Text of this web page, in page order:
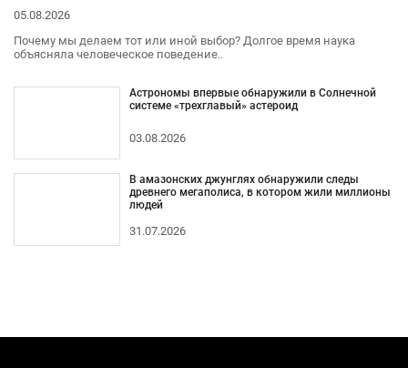
05.08.2026
Почему мы делаем тот или иной выбор? Долгое время наука
объясняла человеческое поведение..
Астрономы впервые обнаружили в Солнечной
системе «трехглавый» астероид
03.08.2026
В амазонских джунглях обнаружили следы
древнего мегаполиса, в котором жили миллионы
людей
31.07.2026